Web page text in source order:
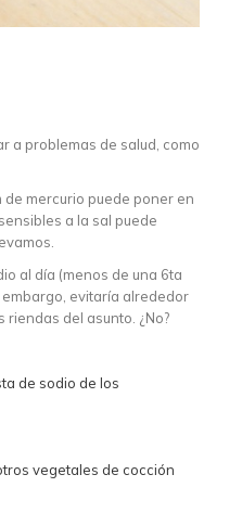
a problemas de salud, como
mercurio puede poner en
a la sal puede
al día (menos de una 6ta
evitaría alrededor
del asunto. ¿No?
de sodio de los
vegetales de cocción